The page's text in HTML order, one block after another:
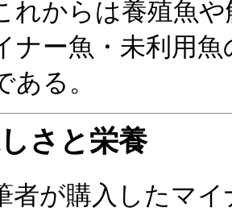
れからは養殖魚
ナー魚・未利用
ある。
さと栄養
者が購入したマ